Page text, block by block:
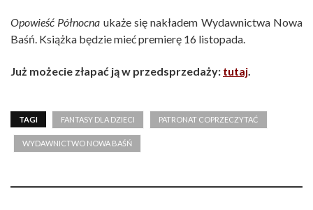
Opowieść Północna ukaże się nakładem Wydawnictwa Nowa
Baśń. Książka będzie mieć premierę 16 listopada.
Już możecie złapać ją w przedsprzedaży: tutaj
TAGI FANTASY DLA DZIECI PATRONAT COPRZECZYTAĆ
WYDAWNICTWO NOWA BAŚŃ